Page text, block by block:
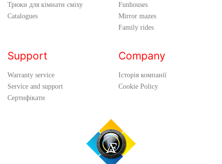
Трюки для кімнати сміху
Catalogues
Funhouses
Mirror mazes
Family rides
Support
Warranty service
Service and support
Сертифікати
Company
Історія компанії
Cookie Policy